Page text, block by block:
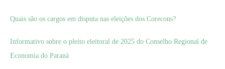
Quais são os cargos em disputa nas eleições dos Corecons?
Informativo sobre o pleito eleitoral de 2025 do Conselho Regional de
Economia do Paraná